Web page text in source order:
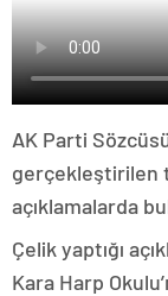
AK Parti
gerçekleştirilen
açıklamalarda
Çelik yaptığı
Kara Harp